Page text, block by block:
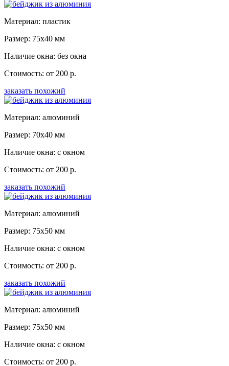
Материал: пластик
Размер: 75x40 мм
Наличие окна: без окна
Стоимость: от 200 р.
заказать похожий
Материал: алюминий
Размер: 70x40 мм
Наличие окна: с окном
Стоимость: от 200 р.
заказать похожий
Материал: алюминий
Размер: 75x50 мм
Наличие окна: с окном
Стоимость: от 200 р.
заказать похожий
Материал: алюминий
Размер: 75x50 мм
Наличие окна: с окном
Стоимость: от 200 р.